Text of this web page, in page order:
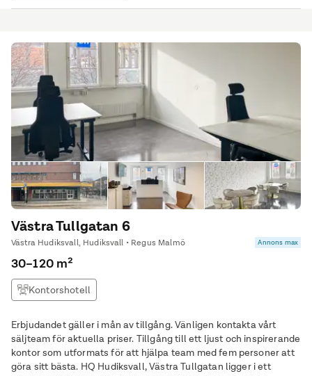
Västra Tullgatan 6
Västra Hudiksvall, Hudiksvall • Regus Malmö Annons max
30–120 m²
Kontorshotell
Erbjudandet gäller i mån av tillgång. Vänligen kontakta vårt
säljteam för aktuella priser. Tillgång till ett ljust och inspirerande
kontor som utformats för att hjälpa team med fem personer att
göra sitt bästa. HQ Hudiksvall, Västra Tullgatan ligger i ett